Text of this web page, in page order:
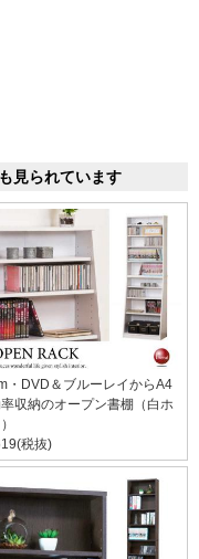
見られています
・DVD＆ブルーレイからA4
収納のオープン書棚（白ホ
税抜)